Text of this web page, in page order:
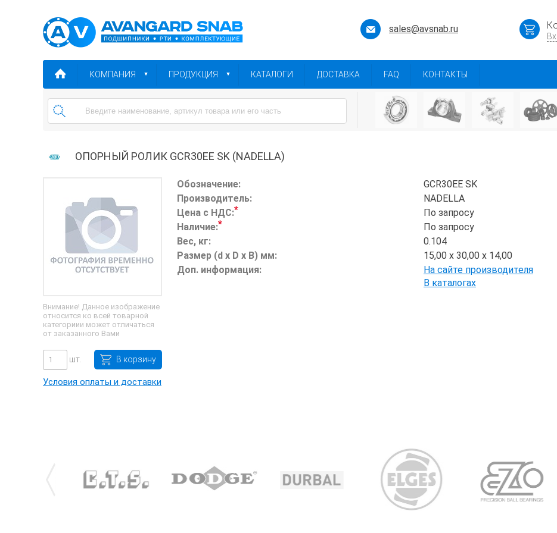
sales@avsnab.ru
КОМПАНИЯ ПРОДУКЦИЯ КАТАЛОГИ ДОСТАВКА FAQ КОНТАКТЫ
ОПОРНЫЙ РОЛИК GCR30EE SK (NADELLA)
Внимание! Данное изображение
относится ко всей товарной
категориии может отличаться
от заказанного Вами
шт. В корзину
Условия оплаты и доставки
Обозначение:
GCR30EE SK
Производитель:
NADELLA
Цена с НДС:*
По запросу
Наличие:*
По запросу
Вес, кг:
0.104
Размер (d x D x B) мм:
15,00 x 30,00 x 14,00
Доп. информация:
На сайте производителя
В каталогах